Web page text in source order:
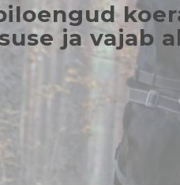
ja vajab